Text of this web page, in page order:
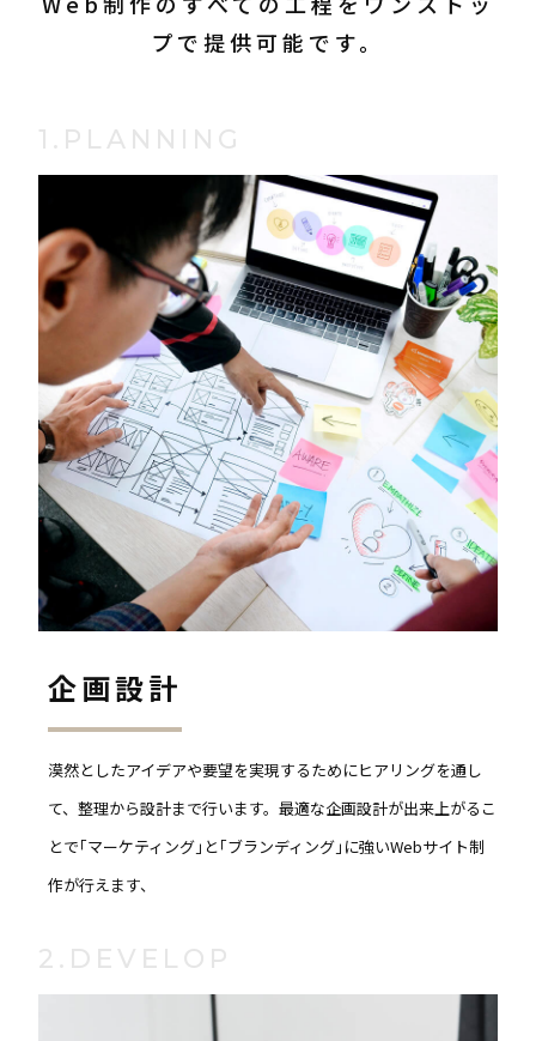
プで提供可能です。
1.PLANNING
企画設計
漠然としたアイデアや要望を実現するためにヒアリングを通し
て、整理から設計まで行います。最適な企画設計が出来上がるこ
とで｢マーケティング｣と｢ブランディング｣に強いWebサイト制
作が行えます、
2.DEVELOP